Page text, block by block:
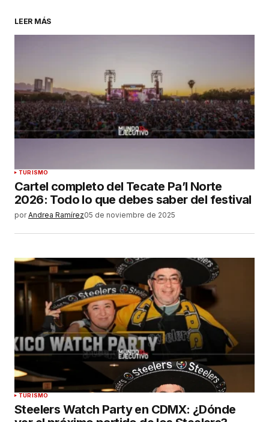
LEER MÁS
TURISMO
Cartel completo del Tecate Pa’l Norte
2026: Todo lo que debes saber del festival
por Andrea Ramírez05 de noviembre de 2025
TURISMO
Steelers Watch Party en CDMX: ¿Dónde